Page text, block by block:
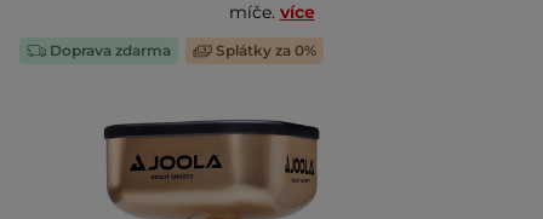
míče. více
Doprava zdarma Splátky za 0%